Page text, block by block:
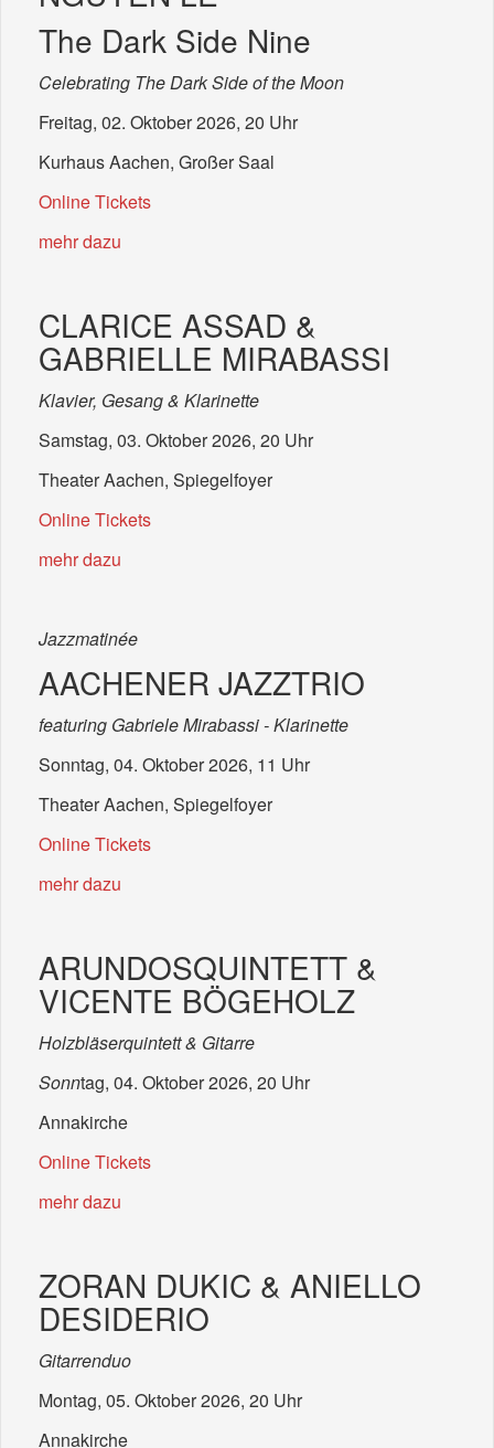
The Dark Side Nine
Celebrating The Dark Side of the Moon
Freitag, 02. Oktober 2026, 20 Uhr
Kurhaus Aachen, Großer Saal
Online Tickets
mehr dazu
CLARICE ASSAD &
GABRIELLE MIRABASSI
Klavier, Gesang & Klarinette
Samstag, 03. Oktober 2026, 20 Uhr
Theater Aachen, Spiegelfoyer
Online Tickets
mehr dazu
Jazzmatinée
AACHENER JAZZTRIO
featuring Gabriele Mirabassi - Klarinette
Sonntag, 04. Oktober 2026, 11 Uhr
Theater Aachen, Spiegelfoyer
Online Tickets
mehr dazu
ARUNDOSQUINTETT &
VICENTE BÖGEHOLZ
Holzbläserquintett & Gitarre
Sonntag, 04. Oktober 2026, 20 Uhr
Annakirche
Online Tickets
mehr dazu
ZORAN DUKIC & ANIELLO
DESIDERIO
Gitarrenduo
Montag, 05. Oktober 2026, 20 Uhr
Annakirche